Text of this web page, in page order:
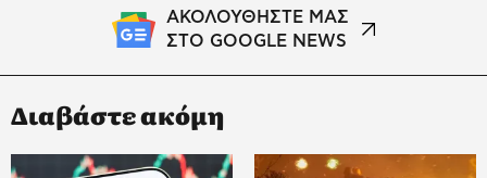
ΑΚΟΛΟΥΘΗΣΤΕ ΜΑΣ
ΣΤΟ GOOGLE NEWS
Διαβάστε ακόμη